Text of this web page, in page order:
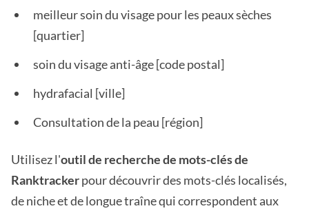
meilleur soin du visage pour les peaux sèches
[quartier]
soin du visage anti-âge [code postal]
hydrafacial [ville]
Consultation de la peau [région]
Utilisez l'outil de recherche de mots-clés de
Ranktrackerpour découvrir des mots-clés localisés,
de niche et de longue traîne qui correspondent aux